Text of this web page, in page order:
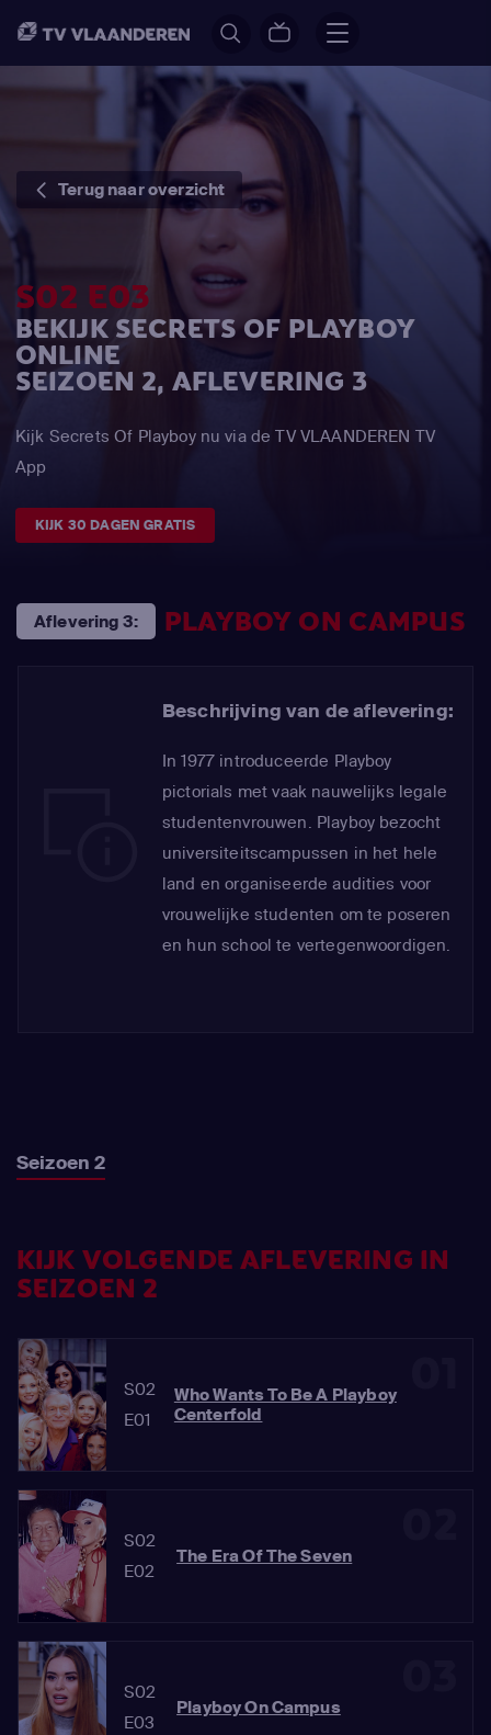
Terug naar overzicht
S02 E03
BEKIJK SECRETS OF PLAYBOY
ONLINE
SEIZOEN 2, AFLEVERING 3
Kijk Secrets Of Playboy nu via de TV VLAANDEREN TV
App
KIJK 30 DAGEN GRATIS
Aflevering 3: PLAYBOY ON CAMPUS
Beschrijving van de aflevering:
In 1977 introduceerde Playboy
pictorials met vaak nauwelijks legale
studentenvrouwen. Playboy bezocht
universiteitscampussen in het hele
land en organiseerde audities voor
vrouwelijke studenten om te poseren
en hun school te vertegenwoordigen.
Seizoen 2
KIJK VOLGENDE AFLEVERING IN
SEIZOEN 2
S02
E01
Who Wants To Be A Playboy
Centerfold
S02
E02
The Era Of The Seven
S02
E03
Playboy On Campus